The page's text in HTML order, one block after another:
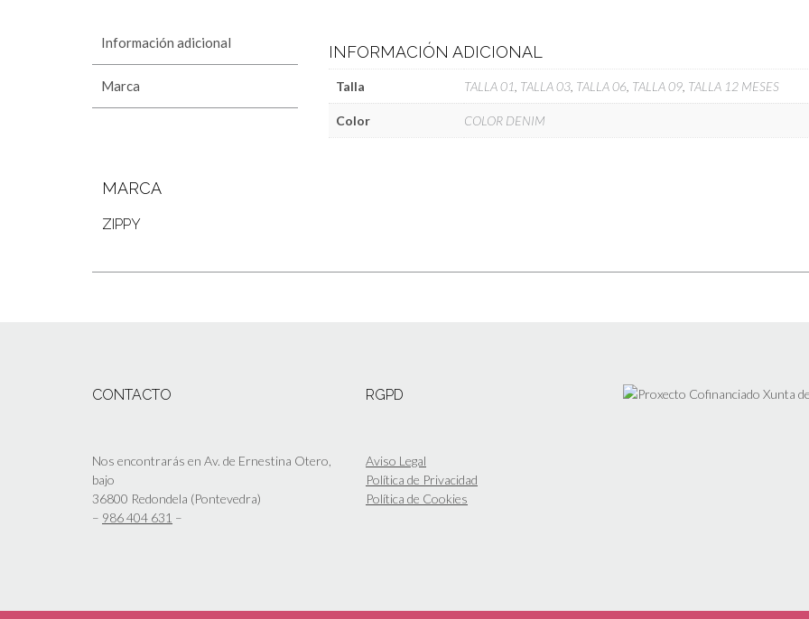
Información adicional
Marca
INFORMACIÓN ADICIONAL
Talla TALLA 01 TALLA 03 TALLA 06 TALLA 09 TALLA 12 MESES
Color COLOR DENIM
MARCA
ZIPPY
CONTACTO
Nos encontrarás en Av. de Ernestina Otero,
bajo
36800 Redondela (Pontevedra)
– 986 404 631 –
RGPD
Aviso Legal
Política de Privacidad
Política de Cookies